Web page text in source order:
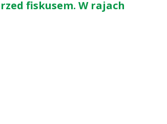
fiskusem. W rajach